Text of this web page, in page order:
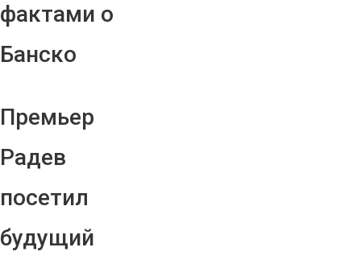
фактами о
Банско
Премьер
Радев
посетил
будущий